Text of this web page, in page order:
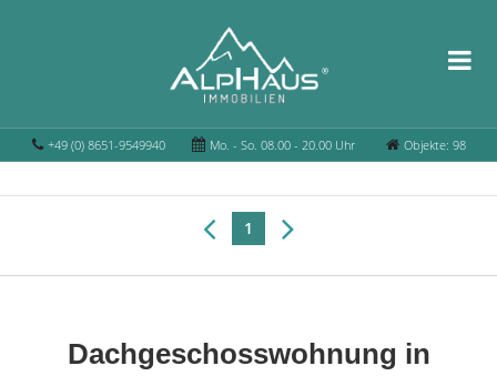
+49 (0) 8651-9549940 Mo. - So. 08.00 - 20.00 Uhr Objekte: 98
1
Dachgeschosswohnung in